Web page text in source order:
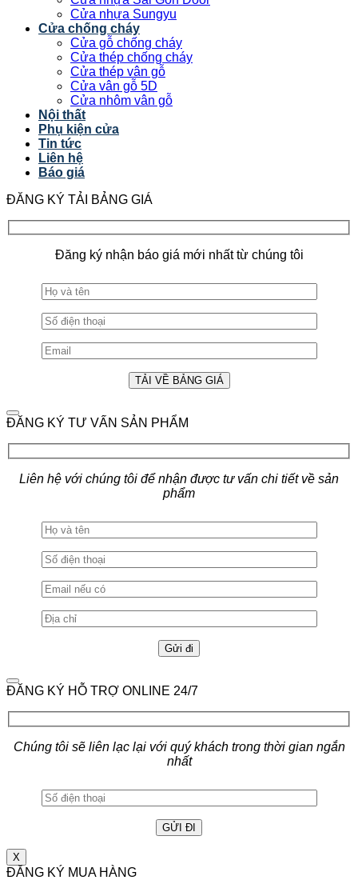
Cửa nhựa Sungyu
Cửa chống cháy
Cửa gỗ chống cháy
Cửa thép chống cháy
Cửa thép vân gỗ
Cửa vân gỗ 5D
Cửa nhôm vân gỗ
Nội thất
Phụ kiện cửa
Tin tức
Liên hệ
Báo giá
ĐĂNG KÝ TẢI BẢNG GIÁ
Đăng ký nhận báo giá mới nhất từ chúng tôi
ĐĂNG KÝ TƯ VẤN SẢN PHẨM
Liên hệ với chúng tôi để nhận được tư vấn chi tiết về sản
phẩm
ĐĂNG KÝ HỖ TRỢ ONLINE 24/7
Chúng tôi sẽ liên lạc lại với quý khách trong thời gian ngắn
nhất
X
ĐĂNG KÝ MUA HÀNG